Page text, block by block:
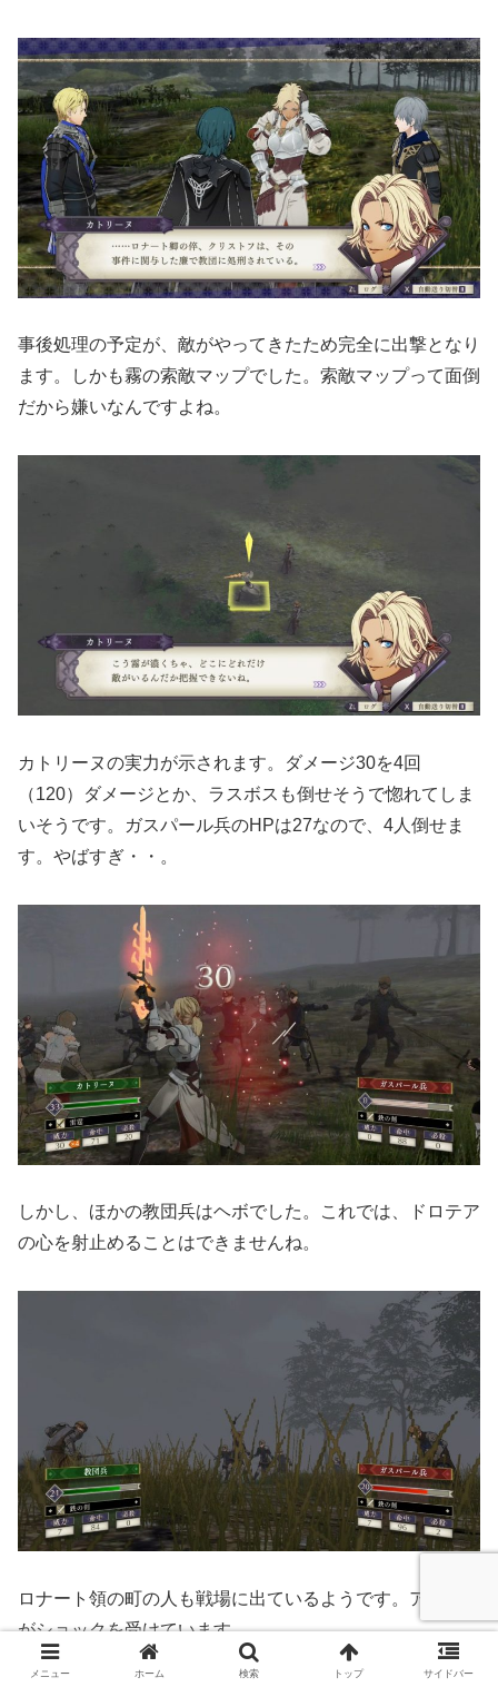
事後処理の予定が、敵がやってきたため完全に出撃となり
ます。しかも霧の索敵マップでした。索敵マップって面倒
だから嫌いなんですよね。
カトリーヌの実力が示されます。ダメージ30を4回
（120）ダメージとか、ラスボスも倒せそうで惚れてしま
いそうです。ガスパール兵のHPは27なので、4人倒せま
す。やばすぎ・・。
しかし、ほかの教団兵はヘボでした。これでは、ドロテア
の心を射止めることはできませんね。
ロナート領の町の人も戦場に出ているようです。アッシュ
がショックを受けています。
メニュー ホーム 検索 トップ サイドバー